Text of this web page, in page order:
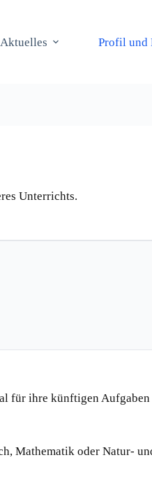
Aktuelles Profil und
Unterrichts.
für ihre künftigen
Mathematik oder Natur-